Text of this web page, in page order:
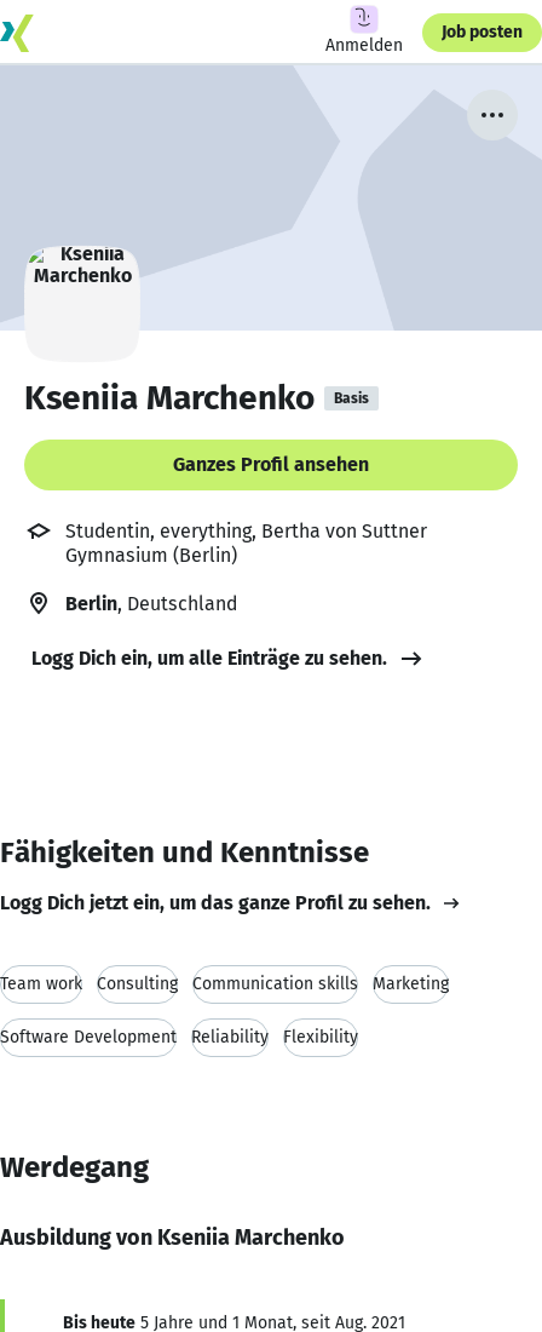
Anmelden
Job posten
Kseniia Marchenko Basis
Ganzes Profil ansehen
Studentin, everything, Bertha von Suttner
Gymnasium (Berlin)
Berlin, Deutschland
Logg Dich ein, um alle Einträge zu sehen.
Fähigkeiten und Kenntnisse
Logg Dich jetzt ein, um das ganze Profil zu sehen.
Team work Consulting Communication skills Marketing
Software Development Reliability Flexibility
Werdegang
Ausbildung von Kseniia Marchenko
Bis heute 5 Jahre und 1 Monat, seit Aug. 2021